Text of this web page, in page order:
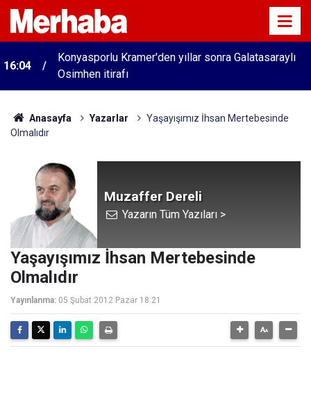
16:04
Konyasporlu Kramer'den yıllar sonra Galatasaraylı
Osimhen itirafı
Anasayfa Yazarlar
Yaşayışımız İhsan Mertebesinde
Olmalıdır
Muzaffer Dereli
Yazarın Tüm Yazıları >
Yaşayışımız İhsan Mertebesinde
Olmalıdır
Yayınlanma: 05 Şubat 2012 Pazar 18:21